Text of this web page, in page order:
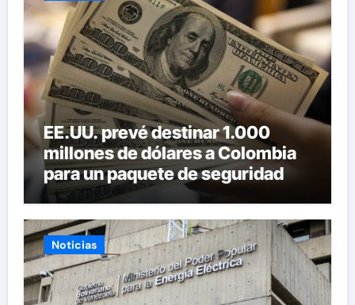
EE.UU. prevé destinar 1.000
millones de dólares a Colombia
para un paquete de seguridad
Noticias